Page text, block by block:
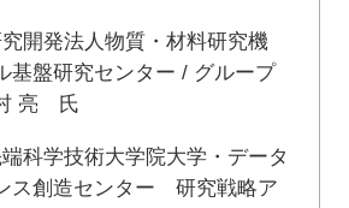
開発法人物質・材料研究機
盤研究センター / グループ
亮 氏
科学技術大学院大学・データ
ス創造センター 研究戦略ア